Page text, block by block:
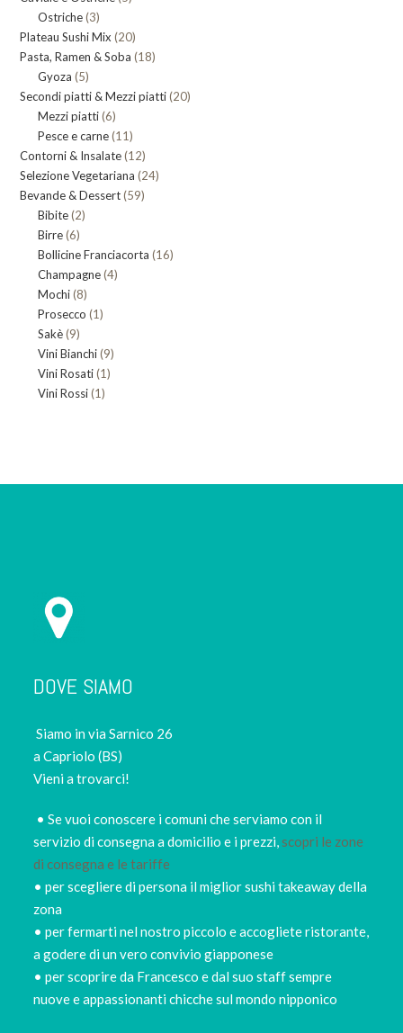
Ostriche 33
prodotti
Plateau Sushi Mix 2020
prodotti
Pasta, Ramen & Soba 1818
Gyoza 55
prodotti
Secondi piatti & Mezzi piatti 2020
Mezzi piatti 66
prodotti
Pesce e carne 1111
prodotti
Contorni & Insalate 1212
prodotti
Selezione Vegetariana 2424
Bevande & Dessert 5959
Bibite 22
Birre 66
prodotti
Bollicine Franciacorta 1616
Champagne 44
Mochi 88
prodotti
Prosecco 11
Sakè 99
prodotti
Vini Bianchi 99
Vini Rosati 11
Vini Rossi 11
DOVE SIAMO
Siamo in via Sarnico 26
a Capriolo (BS)
Vieni a trovarci!
• Se vuoi conoscere i comuni che serviamo con il
servizio di consegna a domicilio e i prezzi,scopri le zone
di consegna e le tariffe
• per scegliere di persona il miglior sushi takeaway della
zona
• per fermarti nel nostro piccolo e accogliete ristorante,
a godere di un vero convivio giapponese
• per scoprire da Francesco e dal suo staff sempre
nuove e appassionanti chicche sul mondo nipponico